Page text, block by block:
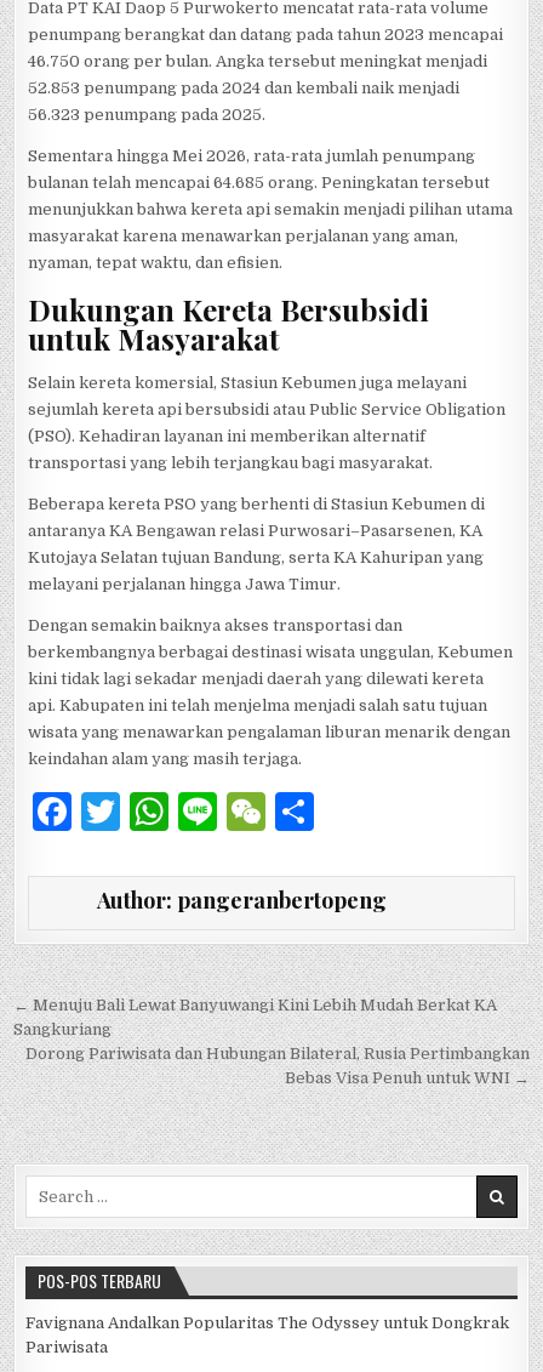
Data PT KAI Daop 5 Purwokerto mencatat rata-rata volume
penumpang berangkat dan datang pada tahun 2023 mencapai
46.750 orang per bulan. Angka tersebut meningkat menjadi
52.853 penumpang pada 2024 dan kembali naik menjadi
56.323 penumpang pada 2025.
Sementara hingga Mei 2026, rata-rata jumlah penumpang
bulanan telah mencapai 64.685 orang. Peningkatan tersebut
menunjukkan bahwa kereta api semakin menjadi pilihan utama
masyarakat karena menawarkan perjalanan yang aman,
nyaman, tepat waktu, dan efisien.
Dukungan Kereta Bersubsidi
untuk Masyarakat
Selain kereta komersial, Stasiun Kebumen juga melayani
sejumlah kereta api bersubsidi atau Public Service Obligation
(PSO). Kehadiran layanan ini memberikan alternatif
transportasi yang lebih terjangkau bagi masyarakat.
Beberapa kereta PSO yang berhenti di Stasiun Kebumen di
antaranya KA Bengawan relasi Purwosari–Pasarsenen, KA
Kutojaya Selatan tujuan Bandung, serta KA Kahuripan yang
melayani perjalanan hingga Jawa Timur.
Dengan semakin baiknya akses transportasi dan
berkembangnya berbagai destinasi wisata unggulan, Kebumen
kini tidak lagi sekadar menjadi daerah yang dilewati kereta
api. Kabupaten ini telah menjelma menjadi salah satu tujuan
wisata yang menawarkan pengalaman liburan menarik dengan
keindahan alam yang masih terjaga.
F
c
e
b
o
o
k
T
it
te
r
W
at
s
A
p
p
Li
e
W
C
h
at
ar
e
Author: pangeranbertopeng
Navigasi pos
← Menuju Bali Lewat Banyuwangi Kini Lebih Mudah Berkat KA
Sangkuriang
Dorong Pariwisata dan Hubungan Bilateral, Rusia Pertimbangkan
Bebas Visa Penuh untuk WNI →
Search for:
POS-POS TERBARU
Favignana Andalkan Popularitas The Odyssey untuk Dongkrak
Pariwisata